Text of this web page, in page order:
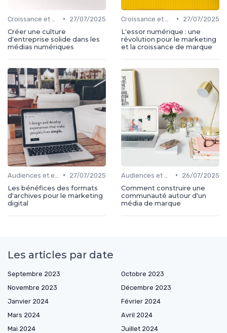
•
27/07/2025
Créer une culture
d'entreprise solide dans les
médias numériques
•
27/07/2025
L'essor numérique : une
révolution pour le marketing
et la croissance de marque
•
27/07/2025
Les bénéfices des formats
d'archives pour le marketing
digital
•
26/07/2025
Comment construire une
communauté autour d'un
média de marque
Les articles par date
Septembre 2023
Octobre 2023
Novembre 2023
Décembre 2023
Janvier 2024
Février 2024
Mars 2024
Avril 2024
Mai 2024
Juillet 2024